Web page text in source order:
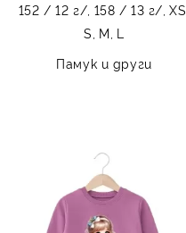
152 / 12 г/, 158 / 13 г/, XS,
S, M, L
Памук и други